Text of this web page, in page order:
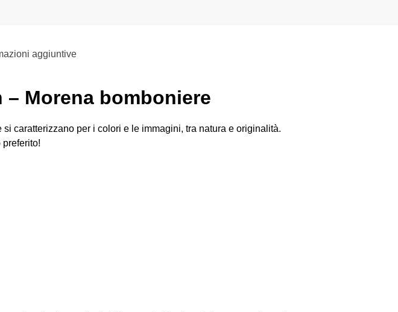
aggiuntive
Morena bomboniere
caratterizzano per i colori e le immagini, tra natura e originalità.